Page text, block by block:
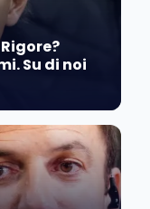
Su di noi